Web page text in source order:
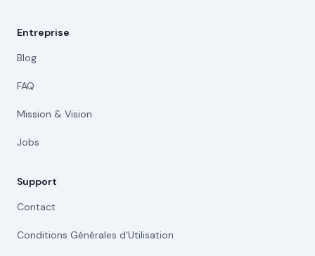
Entreprise
Blog
FAQ
Mission & Vision
Jobs
Support
Contact
Conditions Générales d'Utilisation